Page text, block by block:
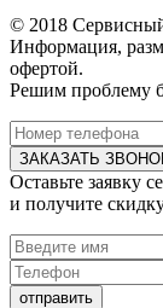
© 2018
Информация,
офертой.
Решим проблему
Оставьте заявку
и получите